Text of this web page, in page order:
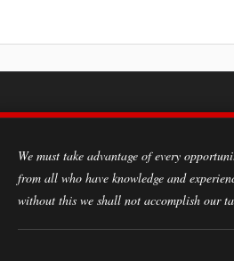
We must take advantage of every opportunity to acquire knowledge, to learn from the experiences of all classes of society,
from all who have knowledge and
without this we shall not accomplish our